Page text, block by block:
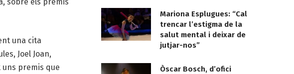
una cita
Joel Joan,
uns premis que
Mariona Esplugues: “Cal
trencar l’estigma de la
salut mental i deixar de
jutjar-nos”
Òscar Bosch, d’ofici